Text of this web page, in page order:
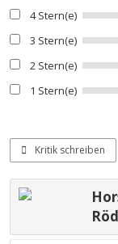
4 Stern(e)
3 Stern(e)
2 Stern(e)
1 Stern(e)
Kritik schreiben